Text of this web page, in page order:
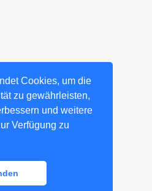
Cookies, um die
zu gewährleisten,
und weitere
Verfügung zu